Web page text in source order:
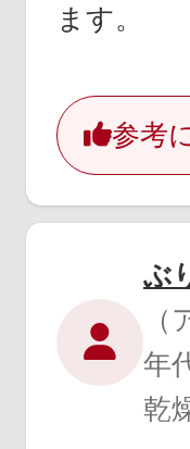
ます。
参考
ぶ
年
乾